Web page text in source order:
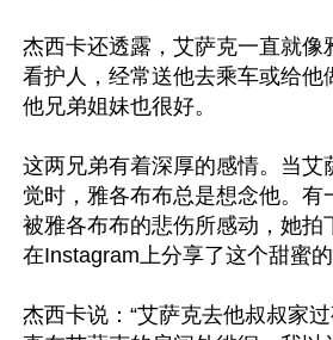
杰西卡还透露，艾萨克一直就像
看护人，经常送他去乘车或给他
他兄弟姐妹也很好。
这两兄弟有着深厚的感情。当艾
觉时，雅各布布总是想念他。有
被雅各布布的悲伤所感动，她拍
在Instagram上分享了这个甜蜜的
杰西卡说：“艾萨克去他叔叔家